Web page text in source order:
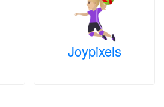
Joypixels